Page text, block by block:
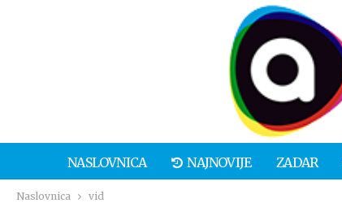
NASLOVNICA NAJNOVIJE ZADAR
Naslovnica vid